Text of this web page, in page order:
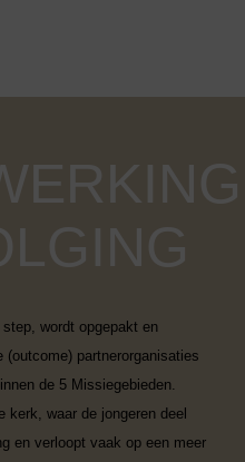
wordt opgepakt en
(outcome) partnerorganisaties
de 5 Missiegebieden.
kerk, waar de jongeren deel
en verloopt vaak op een meer